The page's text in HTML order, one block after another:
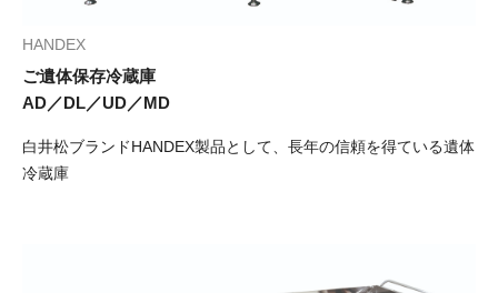
最新情報/お役立ち情報
お知らせ一覧
HANDEX
ご遺体保存冷蔵庫
AD／DL／UD／MD
白井松ブランドHANDEX製品として、長年の信頼を得ている遺体
冷蔵庫